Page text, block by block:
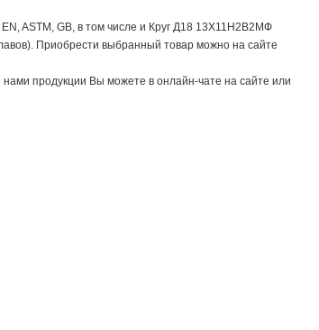
ASTM, GB, в том числе и Круг Д18 13Х11Н2В2МФ
Приобрести выбранный товар можно на сайте
продукции Вы можете в онлайн-чате на сайте или